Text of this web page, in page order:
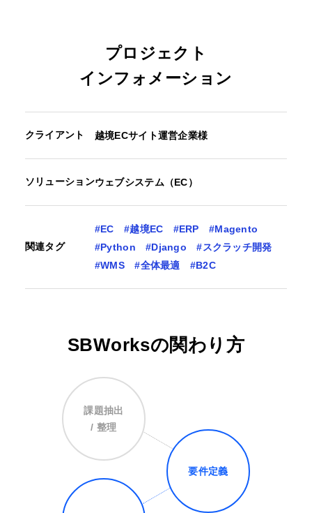
プロジェクト
インフォメーション
クライアント 越境ECサイト運営企業様
ソリューションウェブシステム（EC）
関連タグ
#EC #越境EC #ERP
#Magento
#Python
#Django
#スクラッチ開発
#WMS
#全体最適 #B2C
SBWorksの関わり方
課題抽出
/ 整理
要件定義